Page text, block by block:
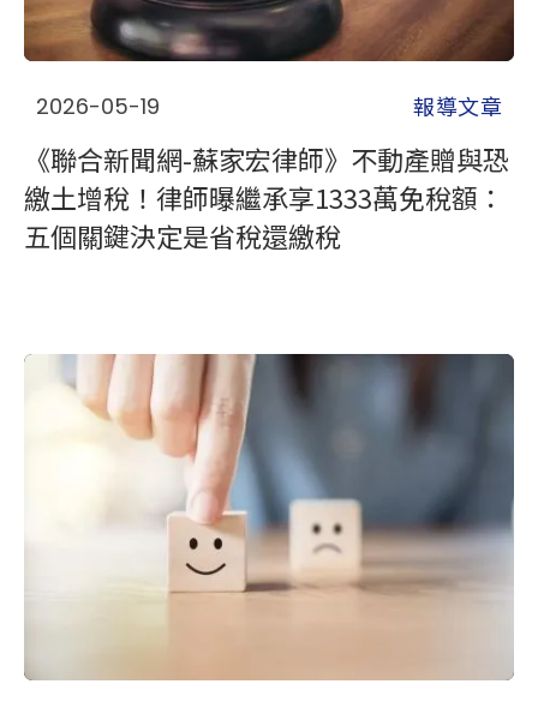
2026-05-19 報導文章
《聯合新聞網-蘇家宏律師》不動產贈與恐
繳土增稅！律師曝繼承享1333萬免稅額：
五個關鍵決定是省稅還繳稅